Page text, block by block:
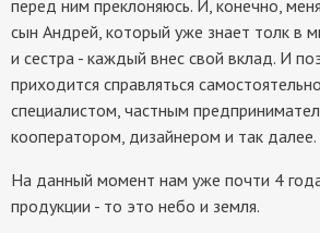
перед ним преклоняюсь. И, конечно,
сын Андрей, который уже знает толк в
и сестра - каждый внес свой вклад. И
приходится справляться
специалистом, частным
кооператором, дизайнером и так далее.
На данный момент нам уже почти 4
продукции - то это небо и земля.